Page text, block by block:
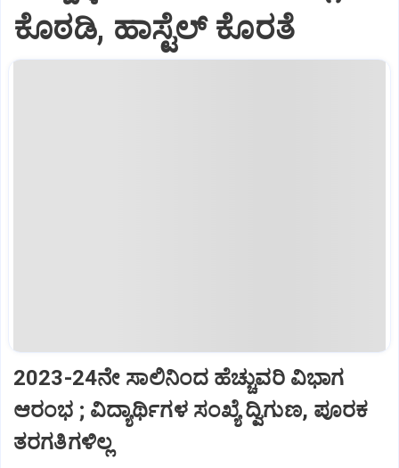
ಕೊಠಡಿ, ಹಾಸ್ಟೆಲ್‌ ಕೊರತೆ
2023-24ನೇ ಸಾಲಿನಿಂದ ಹೆಚ್ಚುವರಿ ವಿಭಾಗ
ಆರಂಭ ; ವಿದ್ಯಾರ್ಥಿಗಳ ಸಂಖ್ಯೆ ದ್ವಿಗುಣ, ಪೂರಕ
ತರಗತಿಗಳಿಲ್ಲ